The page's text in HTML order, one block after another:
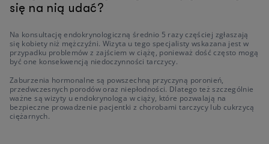
się na nią udać?
Na konsultację endokrynologiczną średnio 5 razy częściej zgłaszają
się kobiety niż mężczyźni. Wizyta u tego specjalisty wskazana jest w
przypadku problemów z zajściem w ciążę, ponieważ dość często mogą
być one konsekwencją niedoczynności tarczycy.
Zaburzenia hormonalne są powszechną przyczyną poronień,
przedwczesnych porodów oraz niepłodności. Dlatego też szczególnie
ważne są wizyty u endokrynologa w ciąży, które pozwalają na
bezpieczne prowadzenie pacjentki z chorobami tarczycy lub cukrzycą
ciężarnych.